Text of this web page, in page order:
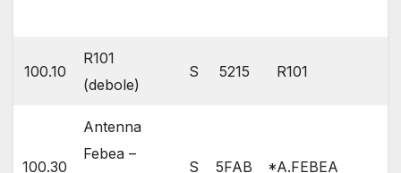
100.10
R101
(debole)
S 5215 R101
100.30
Antenna
Febea –
S 5FAB *A.FEBEA